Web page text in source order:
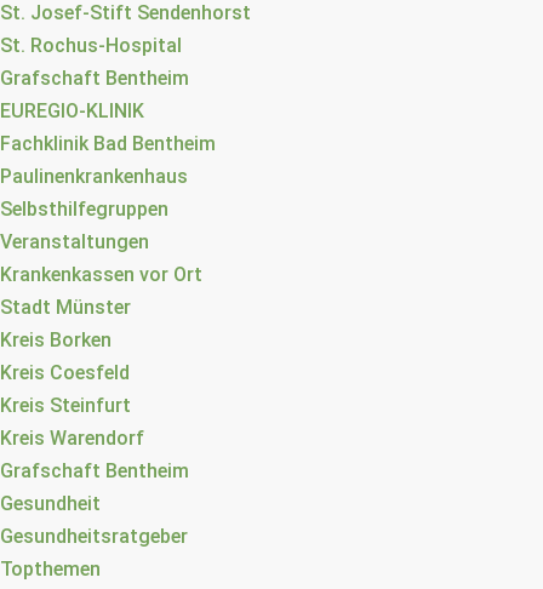
St. Josef-Stift Sendenhorst
St. Rochus-Hospital
Grafschaft Bentheim
EUREGIO-KLINIK
Fachklinik Bad Bentheim
Paulinenkrankenhaus
Selbsthilfegruppen
Veranstaltungen
Krankenkassen vor Ort
Stadt Münster
Kreis Borken
Kreis Coesfeld
Kreis Steinfurt
Kreis Warendorf
Grafschaft Bentheim
Gesundheit
Gesundheitsratgeber
Topthemen